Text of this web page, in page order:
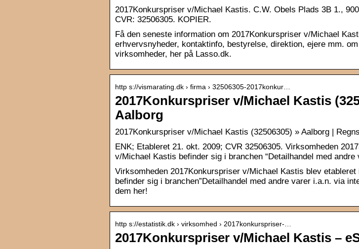
2017Konkurspriser v/Michael Kastis. C.W. Obels Plads 3B 1.,
CVR: 32506305. KOPIER.
Få den seneste information om 2017Konkurspriser v/Michael
erhvervsnyheder, kontaktinfo, bestyrelse, direktion, ejere mm.
virksomheder, her på Lasso.dk.
http s://vismarating.dk › firma › 32506305-2017konkur…
2017Konkurspriser v/Michael Kastis
Aalborg
2017Konkurspriser v/Michael Kastis (32506305) » Aalborg |
ENK; Etableret 21. okt. 2009; CVR 32506305. Virksomheden
v/Michael Kastis befinder sig i branchen “Detailhandel med
Virksomheden 2017Konkurspriser v/Michael Kastis blev etableret
befinder sig i branchen”Detailhandel med andre varer i.a.n. via
dem her!
http s://estatistik.dk › virksomhed › 2017konkurspriser-…
2017Konkurspriser v/Michael Kastis –